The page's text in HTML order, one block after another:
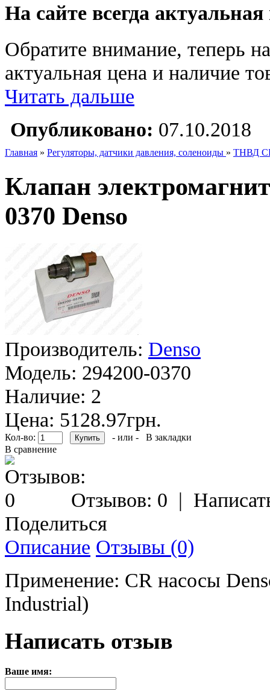
На сайте всегда
Обратите внимание, теперь
актуальная цена и наличие
Читать дальше
Опубликовано: 07.10.2018
Главная » Регуляторы, датчики давления, соленоиды » ТНВД
Клапан
0370 Denso
Производитель: Denso
Модель: 294200-0370
Наличие: 2
Цена: 5128.97грн.
Кол-во: - или -
В закладки
В сравнение
Отзывов: 0 |
Поделиться
Описание Отзывы (0)
Применение: CR насосы
Industrial)
Написать отзыв
Ваше имя: